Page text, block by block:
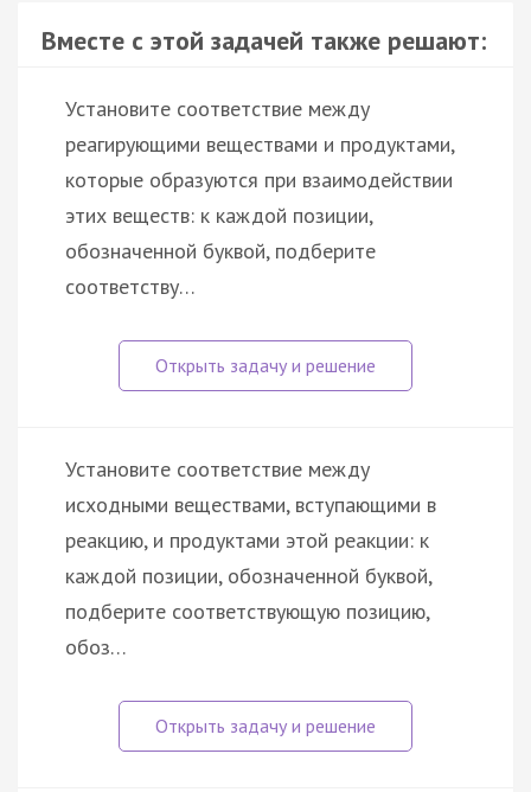
Вместе с этой задачей также решают:
Установите соответствие между
реагирующими веществами и продуктами,
которые образуются при взаимодействии
этих веществ: к каждой позиции,
обозначенной буквой, подберите
соответству…
Установите соответствие между
исходными веществами, вступающими в
реакцию, и продуктами этой реакции: к
каждой позиции, обозначенной буквой,
подберите соответствующую позицию,
обоз…